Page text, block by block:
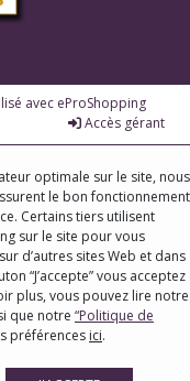
avec eProShopping
Accès gérant
optimale sur le site, nous
le bon fonctionnement
Certains tiers utilisent
sur le site pour vous
d’autres sites Web et dans
“J’accepte” vous acceptez
plus, vous pouvez lire notre
que notre “Politique de
préférences ici.